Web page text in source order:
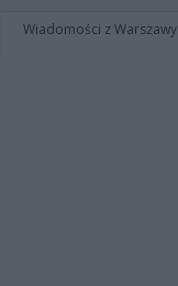
Wiadomości z Warszawy